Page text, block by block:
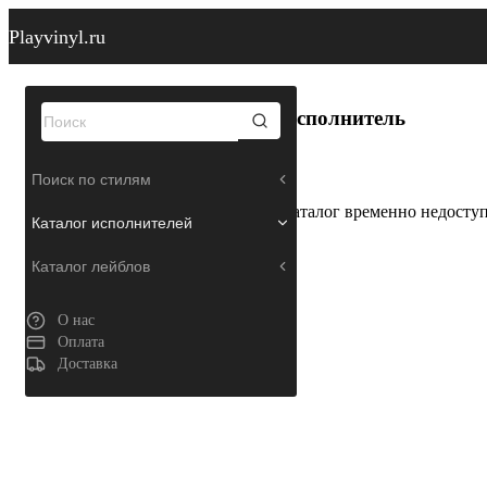
Playvinyl.ru
Поиск по стилям
Каталог исполнителей
Каталог лейблов
О нас
Оплата
Доставка
Исполнитель
Каталог временно